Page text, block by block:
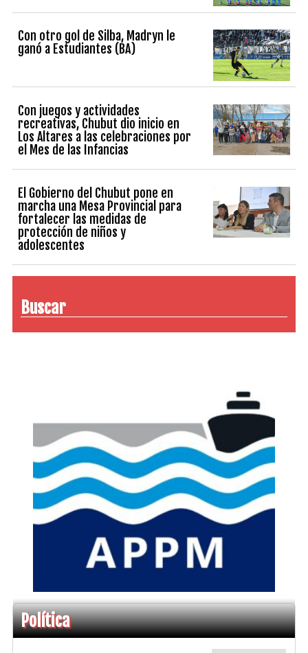
Con otro gol de Silba, Madryn le
ganó a Estudiantes (BA)
Con juegos y actividades
recreativas, Chubut dio inicio en
Los Altares a las celebraciones por
el Mes de las Infancias
El Gobierno del Chubut pone en
marcha una Mesa Provincial para
fortalecer las medidas de
protección de niños y
adolescentes
Buscar
Política